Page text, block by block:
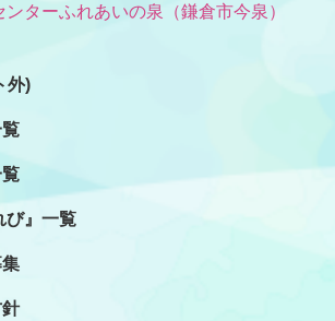
ターふれあいの泉（鎌倉市今泉）
外)
覧
覧
び』一覧